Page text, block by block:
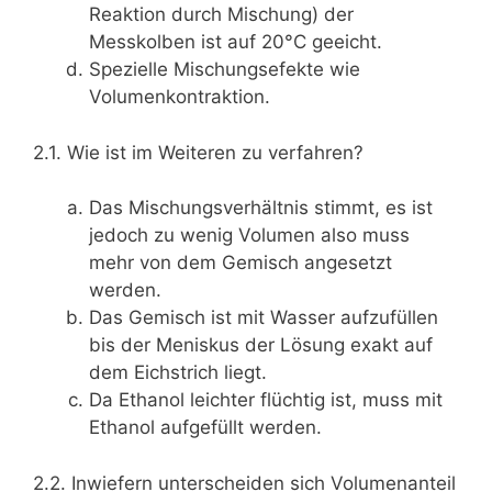
Reaktion durch Mischung) der
Messkolben ist auf 20°C geeicht.
Spezielle Mischungsefekte wie
Volumenkontraktion.
2.1. Wie ist im Weiteren zu verfahren?
Das Mischungsverhältnis stimmt, es ist
jedoch zu wenig Volumen also muss
mehr von dem Gemisch angesetzt
werden.
Das Gemisch ist mit Wasser aufzufüllen
bis der Meniskus der Lösung exakt auf
dem Eichstrich liegt.
Da Ethanol leichter flüchtig ist, muss mit
Ethanol aufgefüllt werden.
2.2. Inwiefern unterscheiden sich Volumenanteil